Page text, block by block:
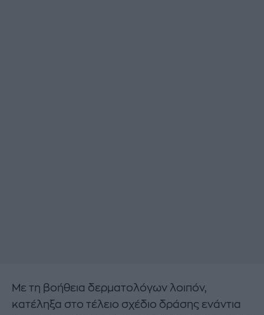
Με τη βοήθεια δερματολόγων λοιπόν,
κατέληξα στο τέλειο σχέδιο δράσης ενάντια